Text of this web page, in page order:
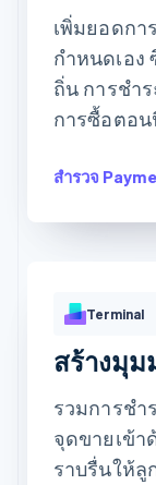
เพิ่มยอดกา
กำหนดเอง
ถิ่น การชำ
การซื้อตอ
สำรวจ
Terminal
สร้างมุ
รวมการชำ
จุดขายเข้
ราบรื่นให้ลู